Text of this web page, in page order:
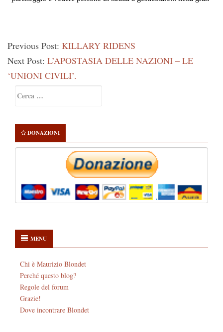
Previous Post: KILLARY RIDENS
Next Post: L’APOSTASIA DELLE NAZIONI – LE
‘UNIONI CIVILI’.
Sidebar
per:
DONAZIONI
MENU
Chi è Maurizio Blondet
Perché questo blog?
Regole del forum
Grazie!
Dove incontrare Blondet